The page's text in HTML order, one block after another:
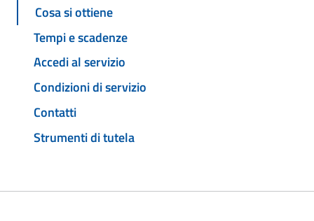
Cosa si ottiene
Tempi e scadenze
Accedi al servizio
Condizioni di servizio
Contatti
Strumenti di tutela